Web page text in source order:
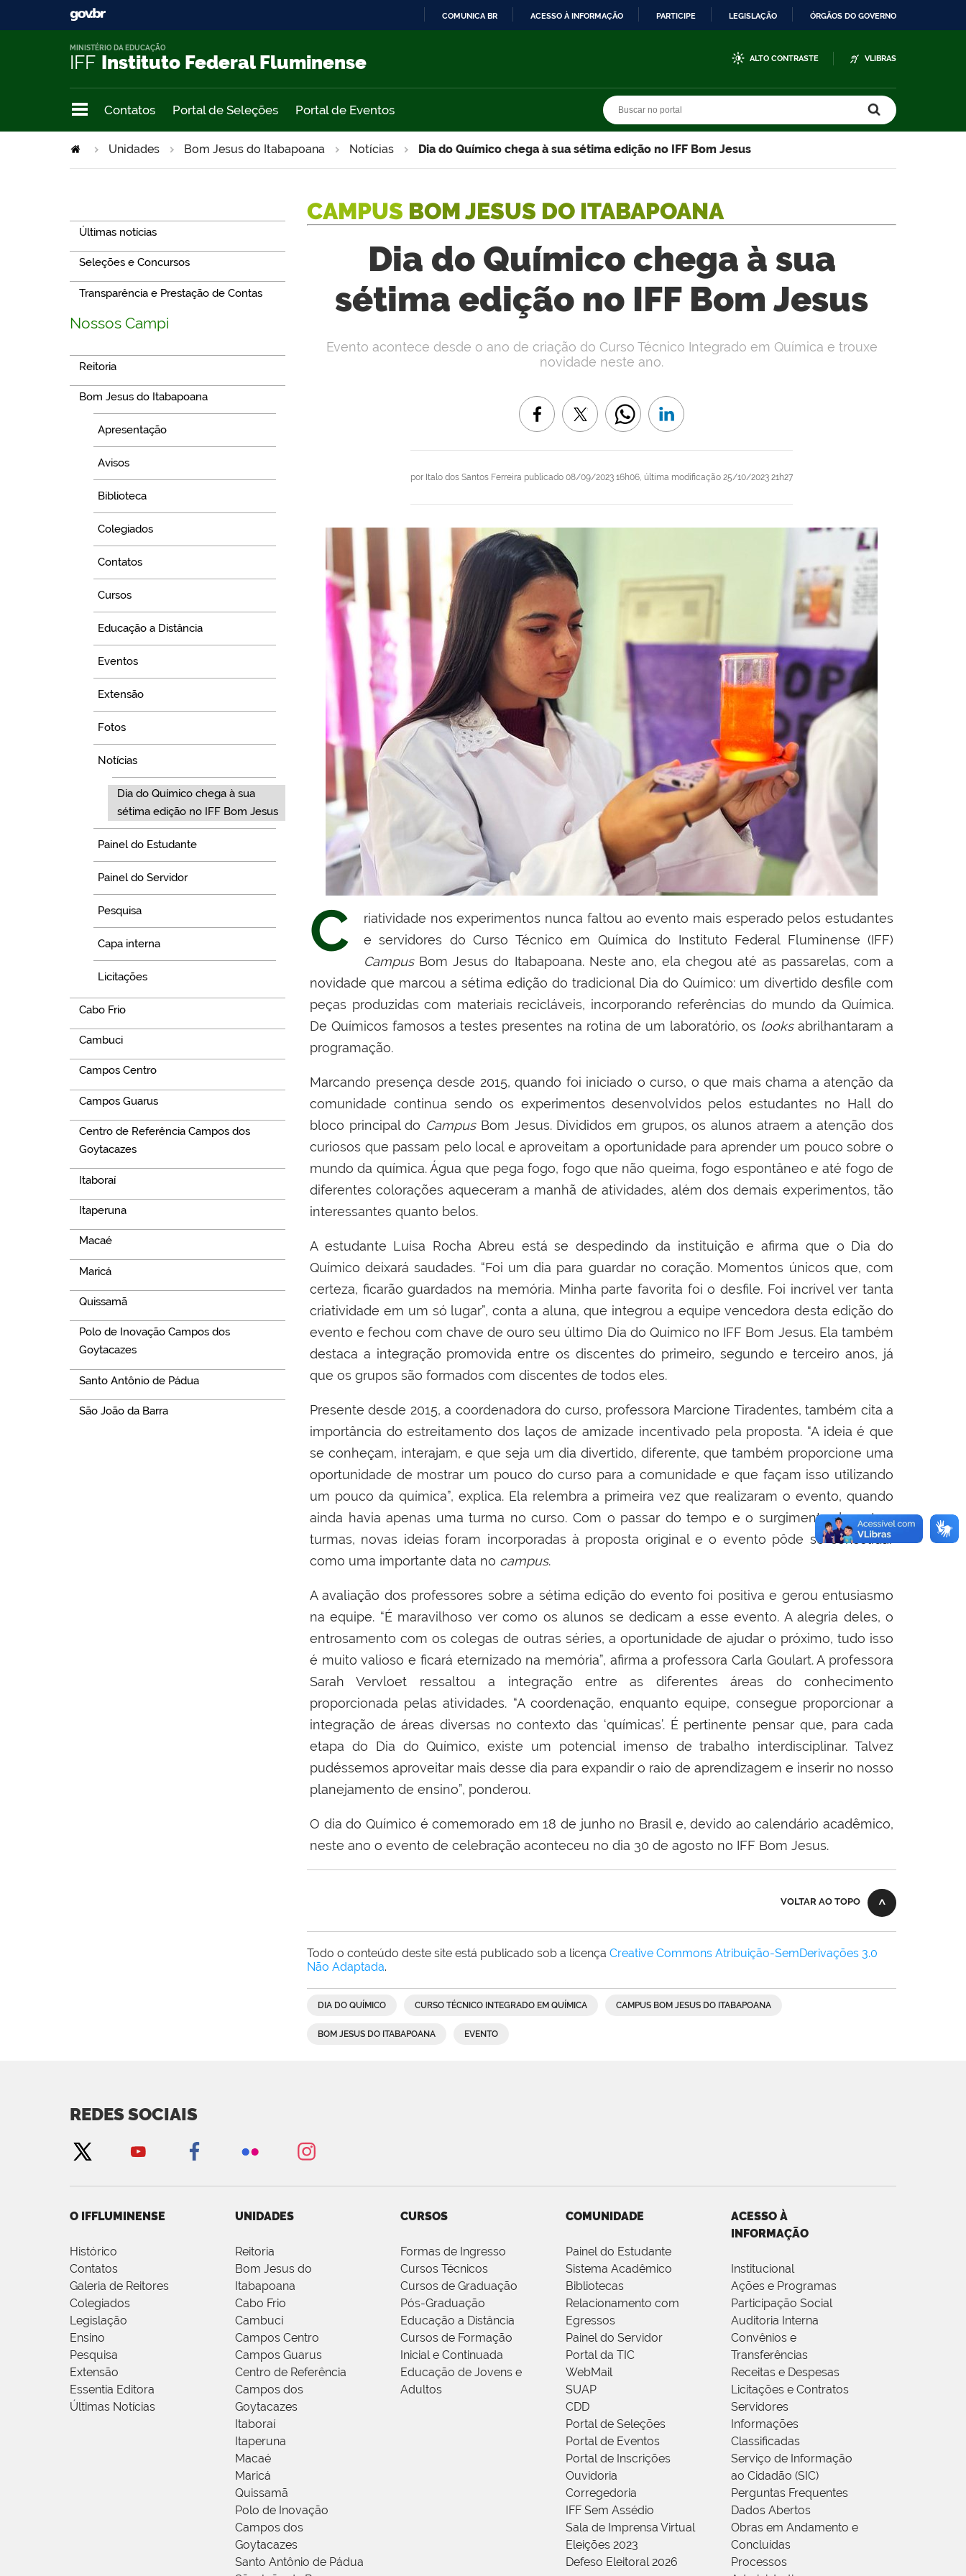
COMUNICA BR ACESSO À INFORMAÇÃO PARTICIPE LEGISLAÇÃO ÓRGÃOS DO GOVERNO
IFF Instituto Federal Fluminense
MINISTÉRIO DA EDUCAÇÃO
ALTO CONTRASTE VLIBRAS
Contatos Portal de Seleções Portal de Eventos
Unidades Bom Jesus do Itabapoana Notícias Dia do Químico chega à sua sétima edição no IFF Bom Jesus
Últimas notícias
Seleções e Concursos
Transparência e Prestação de Contas
Nossos Campi
Reitoria
Bom Jesus do Itabapoana
Apresentação
Avisos
Biblioteca
Colegiados
Contatos
Cursos
Educação a Distância
Eventos
Extensão
Fotos
Notícias
Dia do Químico chega à sua
sétima edição no IFF Bom Jesus
Painel do Estudante
Painel do Servidor
Pesquisa
Capa interna
Licitações
Cabo Frio
Cambuci
Campos Centro
Campos Guarus
Centro de Referência Campos dos
Goytacazes
Itaboraí
Itaperuna
Macaé
Maricá
Quissamã
Polo de Inovação Campos dos
Goytacazes
Santo Antônio de Pádua
São João da Barra
CAMPUS BOM JESUS DO ITABAPOANA
Dia do Químico chega à sua
sétima edição no IFF Bom Jesus
por Italo dos Santos Ferreira publicado 08/09/2023 16h06, última modificação 25/10/2023 21h27
Evento acontece desde o ano de criação do Curso Técnico Integrado em Química e trouxe
novidade neste ano.
C
riatividade nos experimentos nunca faltou ao evento mais esperado pelos estudantes
e servidores do Curso Técnico em Química do Instituto Federal Fluminense (IFF)
CampusBom Jesus do Itabapoana. Neste ano, ela chegou até as passarelas, com a
novidade que marcou a sétima edição do tradicional Dia do Químico: um divertido desfile com
peças produzidas com materiais recicláveis, incorporando referências do mundo da Química.
De Químicos famosos a testes presentes na rotina de um laboratório, os looksabrilhantaram a
programação.
Marcando presença desde 2015, quando foi iniciado o curso, o que mais chama a atenção da
comunidade continua sendo os experimentos desenvolvidos pelos estudantes no Hall do
bloco principal do CampusBom Jesus. Divididos em grupos, os alunos atraem a atenção dos
curiosos que passam pelo local e aproveitam a oportunidade para aprender um pouco sobre o
mundo da química. Água que pega fogo, fogo que não queima, fogo espontâneo e até fogo de
diferentes colorações aqueceram a manhã de atividades, além dos demais experimentos, tão
interessantes quanto belos.
A estudante Luísa Rocha Abreu está se despedindo da instituição e afirma que o Dia do
Químico deixará saudades. “Foi um dia para guardar no coração. Momentos únicos que, com
certeza, ficarão guardados na memória. Minha parte favorita foi o desfile. Foi incrível ver tanta
criatividade em um só lugar”, conta a aluna, que integrou a equipe vencedora desta edição do
evento e fechou com chave de ouro seu último Dia do Químico no IFF Bom Jesus. Ela também
destaca a integração promovida entre os discentes do primeiro, segundo e terceiro anos, já
que os grupos são formados com discentes de todos eles.
Presente desde 2015, a coordenadora do curso, professora Marcione Tiradentes, também cita a
importância do estreitamento dos laços de amizade incentivado pela proposta. “A ideia é que
se conheçam, interajam, e que seja um dia divertido, diferente, que também proporcione uma
oportunidade de mostrar um pouco do curso para a comunidade e que façam isso utilizando
um pouco da química”, explica. Ela relembra a primeira vez que realizaram o evento, quando
ainda havia apenas uma turma no curso. Com o passar do tempo e o surgimento de outras
turmas, novas ideias foram incorporadas à proposta original e o evento pôde se consolidar
como uma importante data no campus.
A avaliação dos professores sobre a sétima edição do evento foi positiva e gerou entusiasmo
na equipe. “É maravilhoso ver como os alunos se dedicam a esse evento. A alegria deles, o
entrosamento com os colegas de outras séries, a oportunidade de ajudar o próximo, tudo isso
é muito valioso e ficará eternizado na memória”, afirma a professora Carla Goulart. A professora
Sarah Vervloet ressaltou a integração entre as diferentes áreas do conhecimento
proporcionada pelas atividades. “A coordenação, enquanto equipe, consegue proporcionar a
integração de áreas diversas no contexto das ‘químicas’. É pertinente pensar que, para cada
etapa do Dia do Químico, existe um potencial imenso de trabalho interdisciplinar. Talvez
pudéssemos aproveitar mais desse dia para expandir o raio de aprendizagem e inserir no nosso
planejamento de ensino”, ponderou.
O dia do Químico é comemorado em 18 de junho no Brasil e, devido ao calendário acadêmico,
neste ano o evento de celebração aconteceu no dia 30 de agosto no IFF Bom Jesus.
VOLTAR AO TOPO
Todo o conteúdo deste site está publicado sob a licença Creative Commons Atribuição-SemDerivações 3.0
Não Adaptada.
DIA DO QUÍMICO CURSO TÉCNICO INTEGRADO EM QUÍMICA CAMPUS BOM JESUS DO ITABAPOANA
BOM JESUS DO ITABAPOANA EVENTO
REDES SOCIAIS
O IFFLUMINENSE
Histórico
Contatos
Galeria de Reitores
Colegiados
Legislação
Ensino
Pesquisa
Extensão
Essentia Editora
Últimas Notícias
UNIDADES
Reitoria
Bom Jesus do
Itabapoana
Cabo Frio
Cambuci
Campos Centro
Campos Guarus
Centro de Referência
Campos dos
Goytacazes
Itaboraí
Itaperuna
Macaé
Maricá
Quissamã
Polo de Inovação
Campos dos
Goytacazes
Santo Antônio de Pádua
CURSOS
Formas de Ingresso
Cursos Técnicos
Cursos de Graduação
Pós-Graduação
Educação a Distância
Cursos de Formação
Inicial e Continuada
Educação de Jovens e
Adultos
COMUNIDADE
Painel do Estudante
Sistema Acadêmico
Bibliotecas
Relacionamento com
Egressos
Painel do Servidor
Portal da TIC
WebMail
SUAP
CDD
Portal de Seleções
Portal de Eventos
Portal de Inscrições
Ouvidoria
Corregedoria
IFF Sem Assédio
Sala de Imprensa Virtual
Eleições 2023
Defeso Eleitoral 2026
ACESSO À
INFORMAÇÃO
Institucional
Ações e Programas
Participação Social
Auditoria Interna
Convênios e
Transferências
Receitas e Despesas
Licitações e Contratos
Servidores
Informações
Classificadas
Serviço de Informação
ao Cidadão (SIC)
Perguntas Frequentes
Dados Abertos
Obras em Andamento e
Concluídas
Processos